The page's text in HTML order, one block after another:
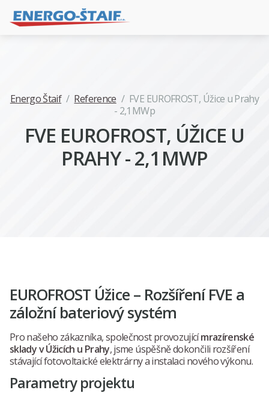
Energo Štaif / Reference / FVE EUROFROST, Úžice u Prahy
- 2,1 MWp
FVE EUROFROST, ÚŽICE U
PRAHY - 2,1 MWP
EUROFROST Úžice – Rozšíření FVE a
záložní bateriový systém
Pro našeho zákazníka, společnost provozujícímrazírenské
sklady v Úžicích u Prahy, jsme úspěšně dokončili rozšíření
stávající fotovoltaické elektrárny a instalaci nového výkonu.
Parametry projektu